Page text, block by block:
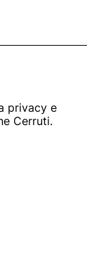
privacy e
Cerruti.